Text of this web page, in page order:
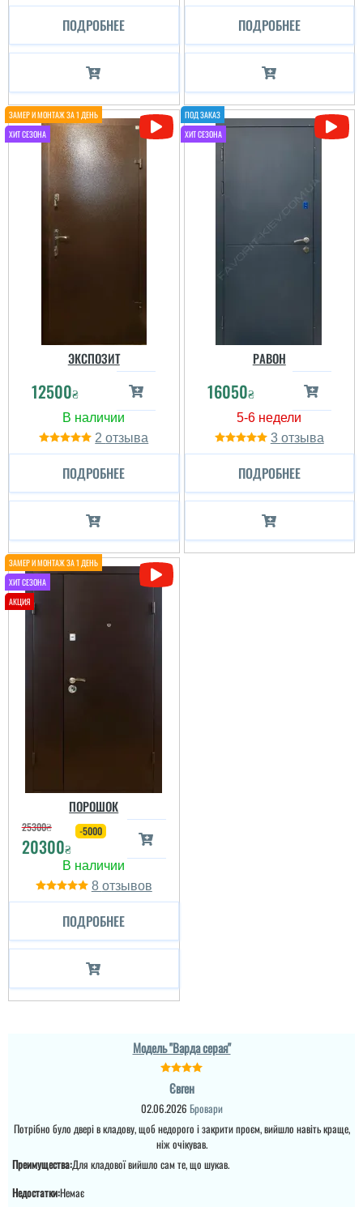
ПОДРОБНЕЕ ПОДРОБНЕЕ
ЭКСПОЗИТ
12500₴
2
ПОДРОБНЕЕ
РАВОН
16050₴
3
ПОДРОБНЕЕ
ПОРОШОК
25300₴
20300₴
-5000
8
ПОДРОБНЕЕ
Модель "Варда серая"
Євген
02.06.2026 Бровари
Потрібно було двері в кладову, щоб недорого і закрити проєм, вийшло навіть краще,
ніж очікував.
Преимущества:Для кладової вийшло сам те, що шукав.
Недостатки:Немає